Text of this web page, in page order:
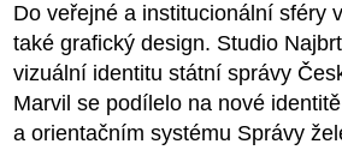
Do veřejné a institucionální sféry
také grafický design. Studio
vizuální identitu státní správy
Marvil se podílelo na nové
a orientačním systému Správy